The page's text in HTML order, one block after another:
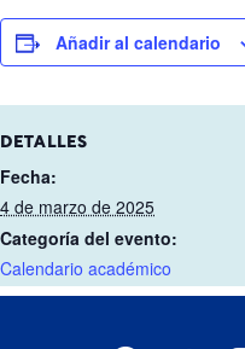
Añadir al calendario
DETALLES
Fecha:
4 de marzo de 2025
Categoría del evento:
Calendario académico